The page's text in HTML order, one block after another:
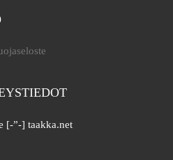
[-”-] taakka.net